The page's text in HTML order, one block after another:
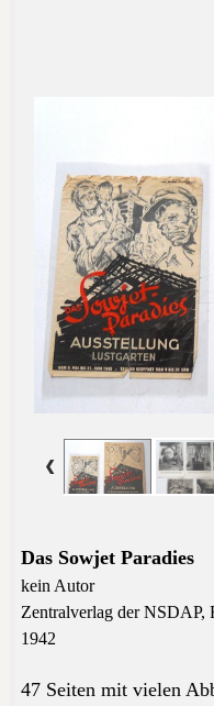
Das Sowjet Paradies
kein Autor
Zentralverlag der NSDAP,
1942
47 Seiten mit vielen